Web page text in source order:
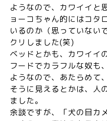
ようなので、カワイイと
ョーコちゃん的にはコタ
いるのか（思っていない
クリしました(笑)
ベッドとかも、カワイイ
フードでカラフルな奴も
ようなので、あたらめて
そうに見えるとかは、人
ました。
余談ですが、「犬の目カ